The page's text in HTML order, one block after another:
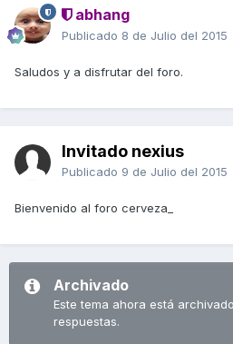
abhang
Publicado 8 de Julio del 2015
Saludos y a disfrutar del foro.
Invitado nexius
Publicado 9 de Julio del 2015
Bienvenido al foro cerveza_
Archivado
Este tema ahora está
respuestas.